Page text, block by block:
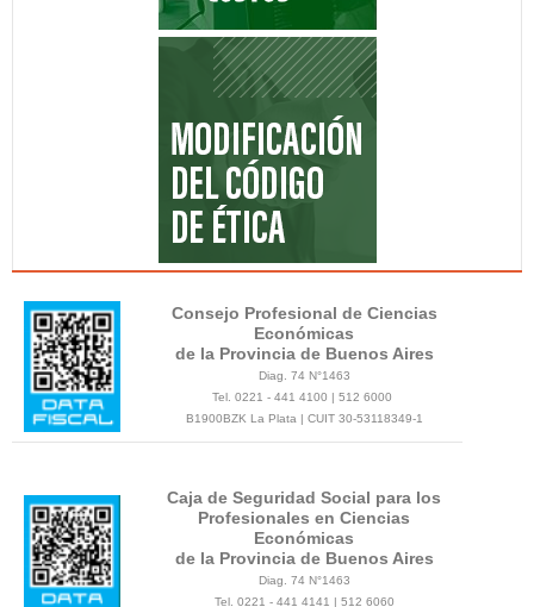
Consejo Profesional de Ciencias
Económicas
de la Provincia de Buenos Aires
Diag. 74 N°1463
Tel. 0221 - 441 4100 | 512 6000
B1900BZK La Plata | CUIT 30-53118349-1
Caja de Seguridad Social para los
Profesionales en Ciencias
Económicas
de la Provincia de Buenos Aires
Diag. 74 N°1463
Tel. 0221 - 441 4141 | 512 6060